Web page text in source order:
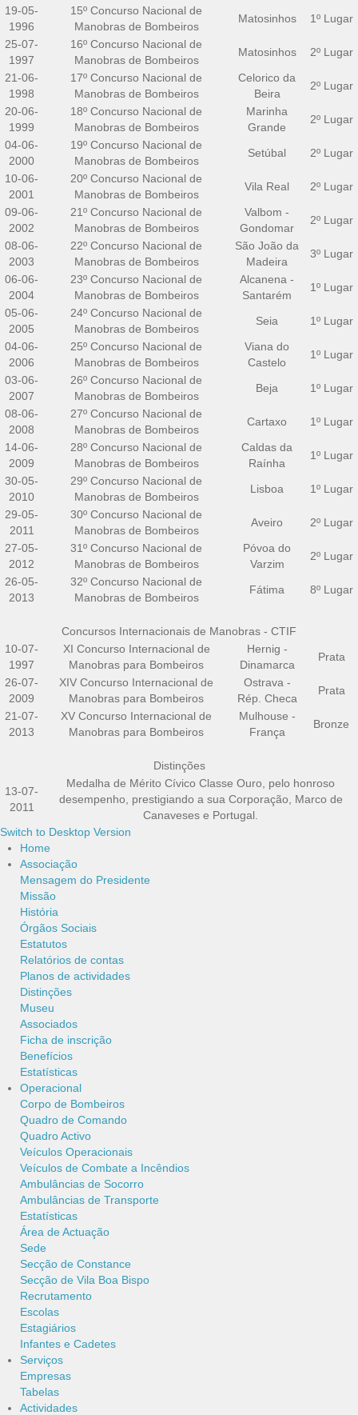
19-05-
1996
15º Concurso Nacional de
Manobras de Bombeiros
Matosinhos
1º Lugar
25-07-
1997
16º Concurso Nacional de
Manobras de Bombeiros
Matosinhos
2º Lugar
21-06-
1998
17º Concurso Nacional de
Manobras de Bombeiros
Celorico da
Beira
2º Lugar
20-06-
1999
18º Concurso Nacional de
Manobras de Bombeiros
Marinha
Grande
2º Lugar
04-06-
2000
19º Concurso Nacional de
Manobras de Bombeiros
Setúbal
2º Lugar
10-06-
2001
20º Concurso Nacional de
Manobras de Bombeiros
Vila Real
2º Lugar
09-06-
2002
21º Concurso Nacional de
Manobras de Bombeiros
Valbom -
Gondomar
2º Lugar
08-06-
2003
22º Concurso Nacional de
Manobras de Bombeiros
São João da
Madeira
3º Lugar
06-06-
2004
23º Concurso Nacional de
Manobras de Bombeiros
Alcanena -
Santarém
1º Lugar
05-06-
2005
24º Concurso Nacional de
Manobras de Bombeiros
Seia
1º Lugar
04-06-
2006
25º Concurso Nacional de
Manobras de Bombeiros
Viana do
Castelo
1º Lugar
03-06-
2007
26º Concurso Nacional de
Manobras de Bombeiros
Beja
1º Lugar
08-06-
2008
27º Concurso Nacional de
Manobras de Bombeiros
Cartaxo
1º Lugar
14-06-
2009
28º Concurso Nacional de
Manobras de Bombeiros
Caldas da
Raínha
1º Lugar
30-05-
2010
29º Concurso Nacional de
Manobras de Bombeiros
Lisboa
1º Lugar
29-05-
2011
30º Concurso Nacional de
Manobras de Bombeiros
Aveiro
2º Lugar
27-05-
2012
31º Concurso Nacional de
Manobras de Bombeiros
Póvoa do
Varzim
2º Lugar
26-05-
2013
32º Concurso Nacional de
Manobras de Bombeiros
Fátima 8º Lugar
Concursos Internacionais de Manobras - CTIF
10-07-
1997
XI Concurso Internacional de
Manobras para Bombeiros
Hernig -
Dinamarca
Prata
26-07-
2009
XIV Concurso Internacional de
Manobras para Bombeiros
Ostrava -
Rép. Checa
Prata
21-07-
2013
XV Concurso Internacional de
Manobras para Bombeiros
Mulhouse -
França
Bronze
Distinções
13-07-
2011
Medalha de Mérito Cívico Classe Ouro, pelo honroso
desempenho, prestigiando a sua Corporação, Marco de
Canaveses e Portugal.
Switch to Desktop Version
Home
Associação
Mensagem do Presidente
Missão
História
Órgãos Sociais
Estatutos
Relatórios de contas
Planos de actividades
Distinções
Museu
Associados
Ficha de inscrição
Benefícios
Estatísticas
Operacional
Corpo de Bombeiros
Quadro de Comando
Quadro Activo
Veículos Operacionais
Veículos de Combate a Incêndios
Ambulâncias de Socorro
Ambulâncias de Transporte
Estatísticas
Área de Actuação
Sede
Secção de Constance
Secção de Vila Boa Bispo
Recrutamento
Escolas
Estagiários
Infantes e Cadetes
Serviços
Empresas
Tabelas
Actividades